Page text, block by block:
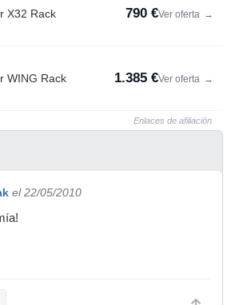
X32 Rack 790 €Ver oferta →
WING Rack 1.385 €Ver oferta →
Enlaces de afiliación
el 22/05/2010